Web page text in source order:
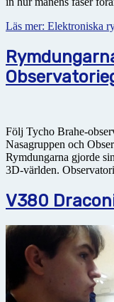
Läs mer: Elektroniska
Följ Tycho Brahe-
Nasagruppen och
Rymdungarna gjorde
3D-världen.
V380